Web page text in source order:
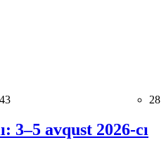
28
3–5 avqust 2026-cı